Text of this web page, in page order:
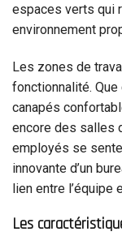
espaces verts qui
environnement
Les zones de
fonctionnalité.
canapés
encore des salles
employés se
innovante d’un
lien entre l’équipe
Les